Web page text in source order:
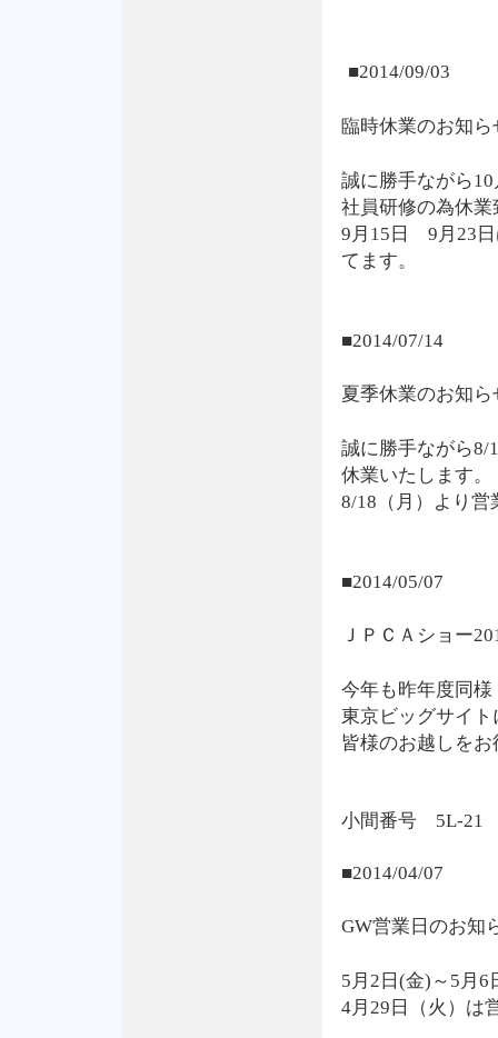
■2014/09/03
臨時休業のお知ら
誠に勝手ながら
社員研修の為休
9月15日 9月23日
てます。
■2014/07/14
夏季休業のお知ら
誠に勝手ながら8/
休業いたします。
8/18（月）より営
■2014/05/07
ＪＰＣＡショー
今年も昨年度同
東京ビッグサイ
皆様のお越しを
小間番号 5L-21
■2014/04/07
GW営業日のお知
5月2日(金)～5月6
4月29日（火）は